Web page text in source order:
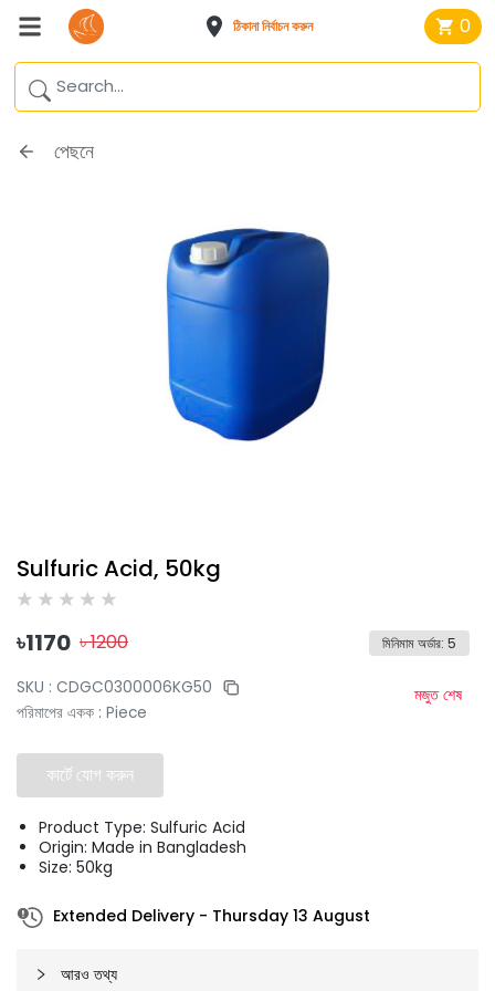
ঠিকানা নির্বাচন করুন 0
পেছনে
Sulfuric Acid, 50kg
৳1170 ৳1200 মিনিমাম অর্ডার: 5
SKU : CDGC0300006KG50
পরিমাপের একক : Piece
মজুত শেষ
কার্টে যোগ করুন
Product Type: Sulfuric Acid
Origin: Made in Bangladesh
Size: 50kg
Extended Delivery - Thursday 13 August
আরও তথ্য